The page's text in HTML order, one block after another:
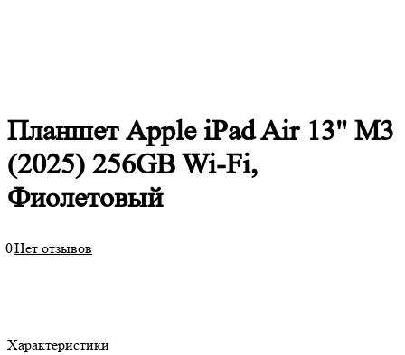
Планшет Apple iPad Air 13" M3
(2025) 256GB Wi-Fi,
Фиолетовый
0Нет отзывов
Характеристики